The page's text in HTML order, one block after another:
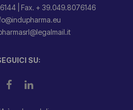
| Fax. + 39.049.8076146
SU: